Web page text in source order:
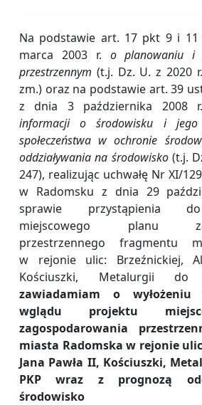
Na podstawie art. 17 pkt 9 i
marca 2003 r. o planowaniu i
przestrzennym (t.j. Dz. U. z 2020
zm.) oraz na podstawie art. 39
z dnia 3 października 2008
informacji o środowisku i jego
społeczeństwa w ochronie
oddziaływania na środowisko (t.j.
247), realizując uchwałę Nr XI/
w Radomsku z dnia 29
sprawie przystąpienia
miejscowego planu
przestrzennego fragmentu
w rejonie ulic: Brzeźnickiej,
Kościuszki, Metalurgii do
zawiadamiam o wyłożeniu
wglądu projektu
zagospodarowania
miasta Radomska w rejonie
Jana Pawła II, Kościuszki,
PKP wraz z prognozą
środowisko